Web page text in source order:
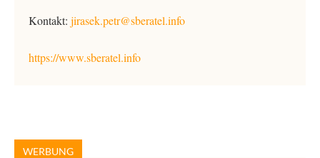
Kontakt: jirasek.petr@sberatel.info
https://www.sberatel.info
WERBUNG